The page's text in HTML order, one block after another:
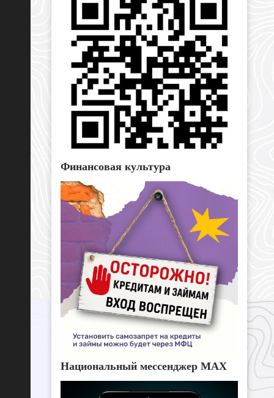
Финансовая культура
Национальный мессенджер MAX